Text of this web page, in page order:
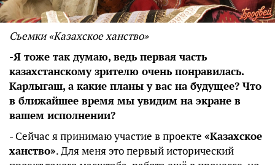
Съемки «Казахское ханство»
-Я тоже так думаю, ведь первая часть
казахстанскому зрителю очень понравилась.
Карлыгаш, а какие планы у вас на будущее? Что
в ближайшее время мы увидим на экране в
вашем исполнении?
- Сейчас я принимаю участие в проекте «Казахское
ханство». Для меня это первый исторический